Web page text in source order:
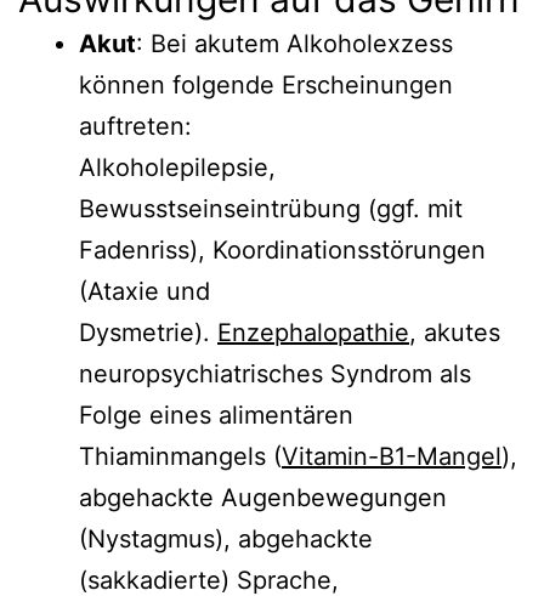
Akut: Bei akutem Alkoholexzess
können folgende Erscheinungen
auftreten:
Alkoholepilepsie,
Bewusstseinseintrübung (ggf. mit
Fadenriss), Koordinationsstörungen
(Ataxie und
Dysmetrie). Enzephalopathie, akutes
neuropsychiatrisches Syndrom als
Folge eines alimentären
Thiaminmangels (Vitamin-B1-Mangel),
abgehackte Augenbewegungen
(Nystagmus), abgehackte
(sakkadierte) Sprache,